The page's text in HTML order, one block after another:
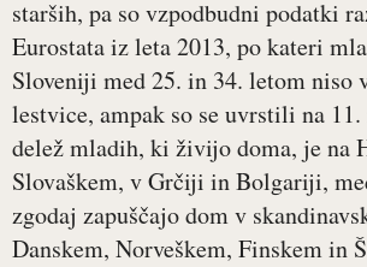
starših, pa so vzpodbudni podatki
Eurostata iz leta 2013, po kateri
Sloveniji med 25. in 34. letom niso
lestvice, ampak so se uvrstili na
delež mladih, ki živijo doma, je na
Slovaškem, v Grčiji in Bolgariji,
zgodaj zapuščajo dom v
Danskem, Norveškem, Finskem in